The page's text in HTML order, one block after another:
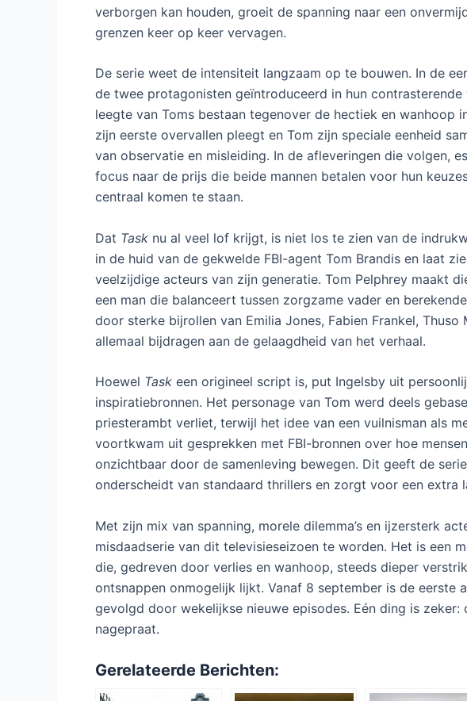
verborgen kan houden, groeit de spanning naar een
grenzen keer op keer vervagen.
De serie weet de intensiteit langzaam op te bouwen. In de
de twee protagonisten geïntroduceerd in hun
leegte van Toms bestaan tegenover de hectiek en wanhoop
zijn eerste overvallen pleegt en Tom zijn speciale eenheid
van observatie en misleiding. In de afleveringen die volgen,
focus naar de prijs die beide mannen betalen voor hun
centraal komen te staan.
Dat Task nu al veel lof krijgt, is niet los te zien van de
in de huid van de gekwelde FBI-agent Tom Brandis en laat
veelzijdige acteurs van zijn generatie. Tom Pelphrey maakt
een man die balanceert tussen zorgzame vader en
door sterke bijrollen van Emilia Jones, Fabien Frankel, Thuso
allemaal bijdragen aan de gelaagdheid van het verhaal.
Hoewel Task een origineel script is, put Ingelsby uit
inspiratiebronnen. Het personage van Tom werd deels
priesterambt verliet, terwijl het idee van een vuilnisman als
voortkwam uit gesprekken met FBI-bronnen over hoe
onzichtbaar door de samenleving bewegen. Dit geeft de
onderscheidt van standaard thrillers en zorgt voor een extra
Met zijn mix van spanning, morele dilemma’s en ijzersterk
misdaadserie van dit televisieseizoen te worden. Het is een
die, gedreven door verlies en wanhoop, steeds dieper
ontsnappen onmogelijk lijkt. Vanaf 8 september is de eerste
gevolgd door wekelijkse nieuwe episodes. Eén ding is zeker:
nagepraat.
Gerelateerde Berichten: